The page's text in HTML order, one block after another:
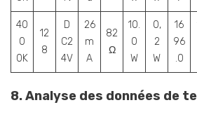
40
0
0K
12
8
D
C2
4V
26
m
A
82
Ω
10.
0
W
0,
2
W
16
96
.0
8. Analyse des données de